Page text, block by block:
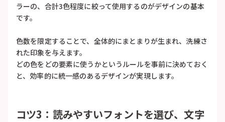
ラーの、合計3色程度に絞って使用するのがデザインの基本
です。
色数を限定することで、全体的にまとまりが生まれ、洗練さ
れた印象を与えます。
どの色をどの要素に使うかというルールを事前に決めておく
と、効率的に統一感のあるデザインが実現します。
コツ3：読みやすいフォントを選び、文字